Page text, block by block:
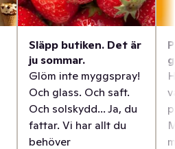
Släpp butiken. Det är
ju sommar.
Glöm inte myggspray!
Och glass. Och saft.
Och solskydd... Ja, du
fattar. Vi har allt du
behöver